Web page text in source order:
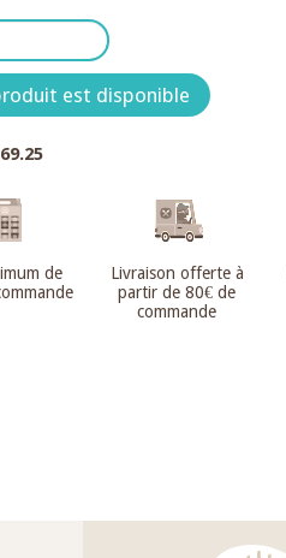
est disponible
de
Livraison offerte à
partir de 80€ de
commande